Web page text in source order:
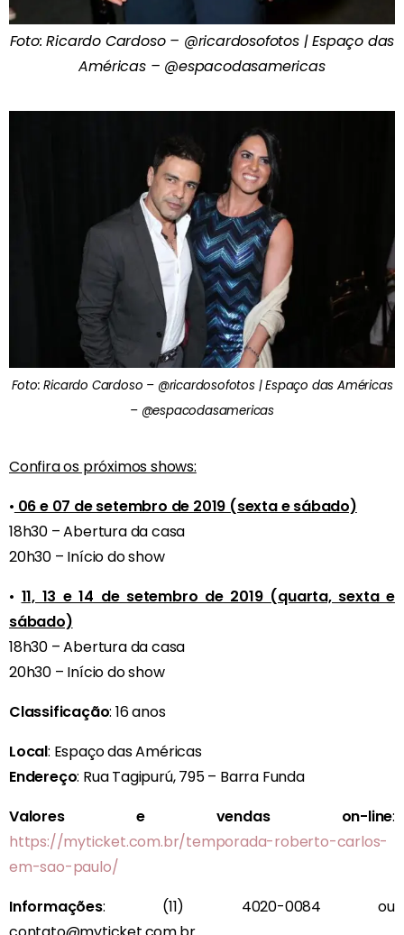
Foto: Ricardo Cardoso – @ricardosofotos | Espaço das
Américas – @espacodasamericas
Foto: Ricardo Cardoso – @ricardosofotos | Espaço das Américas
– @espacodasamericas
Confira os próximos shows:
• 06 e 07 de setembro de 2019 (sexta e sábado)
18h30 – Abertura da casa
20h30 – Início do show
• 11, 13 e 14 de setembro de 2019 (quarta, sexta e
sábado)
18h30 – Abertura da casa
20h30 – Início do show
Classificação: 16 anos
Local: Espaço das Américas
Endereço: Rua Tagipurú, 795 – Barra Funda
Valores e vendas on-line:
https://myticket.com.br/temporada-roberto-carlos-
em-sao-paulo/
Informações: (11) 4020-0084 ou